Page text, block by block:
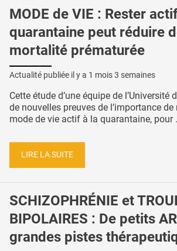
MODE de VIE : Rester
quarantaine peut réduire
mortalité prématurée
Actualité publiée il y a 1 mois 3 semaines
Cette étude d’une équipe de l’Université
de nouvelles preuves de l’importance
mode de vie actif à la quarantaine, pour
LIRE LA SUITE
SCHIZOPHRÉNIE et
BIPOLAIRES : De petits
grandes pistes